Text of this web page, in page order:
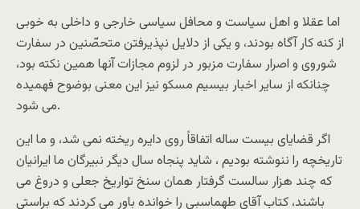
اما عقلا و اهل سیاست و محافل سیاسی خارجی و داخلی به خوبی
از کنه کار آگاه بودند، و یکی از دلایل نپذیرفتن متحصّنین در سفارت
شوروی و اصرار سفارت مزبور در لزوم مجازات آنها همین نکته بود،
چنانکه از سایر اخبار بیسیم مسکو نیز این معنی بوضوح فهمیده
می شود.
اگر قضایای بیست ساله اتفاقاً روی دایره ریخته نمی شد، و ما این
تاریخچه را ننوشته بودیم ، شاید پنجاه سال دیگر نبیرگان ما ایرانیان
که چند هزار سالست گرفتار همان سنخ تواریخ جعلی و دروغ می
باشند، کتاب آقای طهماسبی را خوانده باور می کردند که براستی